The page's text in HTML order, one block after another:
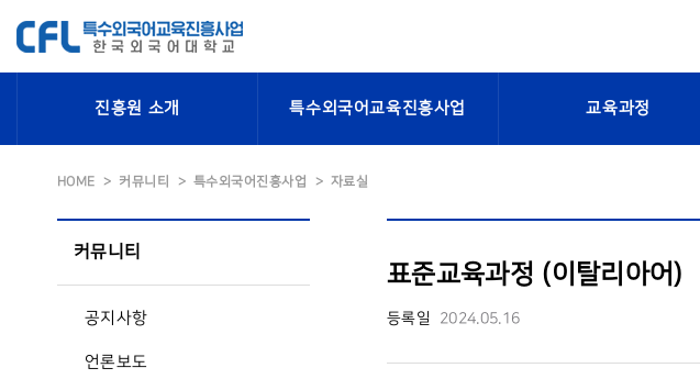
진흥원 소개 특수외국어교육진흥사업 교육과정
HOME 커뮤니티 특수외국어진흥사업 자료실
커뮤니티
공지사항
언론보도
표준교육과정 (이탈리아어)
등록일 2024.05.16